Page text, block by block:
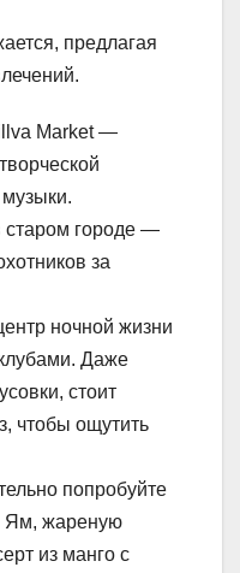
предлагая
Market —
старом городе —
за
ночной жизни
Даже
стоит
чтобы ощутить
попробуйте
Ям, жареную
из манго с